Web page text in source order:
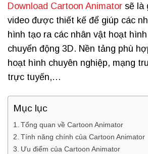
Download Cartoon Animator sẽ là
video được thiết kế để giúp các
hình tạo ra các nhân vật hoạt
chuyển động 3D. Nền tảng phù
hoạt hình chuyên nghiệp, mạng
trực tuyến,…
Mục lục
Tổng quan về Cartoon Animator
Tính năng chính của Cartoon Animator
Ưu điểm của Cartoon Animator